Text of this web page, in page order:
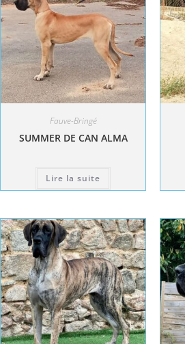
Fauve-Bringé
SUMMER DE CAN ALMA
Lire la suite